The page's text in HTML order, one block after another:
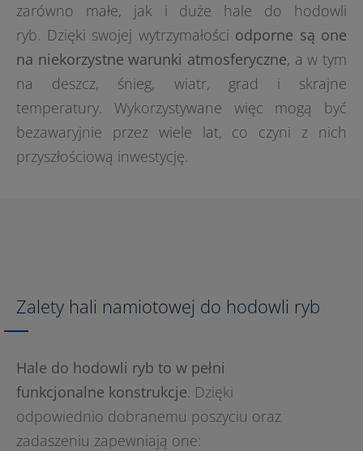
zarówno małe, jak i duże hale do hodowli
ryb. Dzięki swojej wytrzymałości odporne są one
na niekorzystne warunki atmosferyczne, a w tym
na deszcz, śnieg, wiatr, grad i skrajne
temperatury. Wykorzystywane więc mogą być
bezawaryjnie przez wiele lat, co czyni z nich
przyszłościową inwestycję.
Zalety hali namiotowej do hodowli ryb
Hale do hodowli ryb to w pełni
funkcjonalne konstrukcje. Dzięki
odpowiednio dobranemu poszyciu oraz
zadaszeniu zapewniają one: